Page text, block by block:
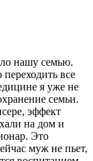
нашу семью.
все
я уже не
семьи.
эффект
на дом и
Это
муж не пьет,